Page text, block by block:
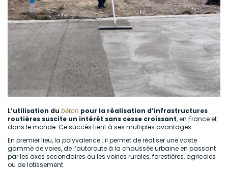
L’utilisation du béton pour la réalisation d’infrastructures
routières suscite un intérêt sans cesse croissant, en France et
dans le monde. Ce succès tient à ses multiples avantages.
En premier lieu, la polyvalence : il permet de réaliser une vaste
gamme de voies, de l’autoroute à la chaussée urbaine en passant
par les axes secondaires ou les voiries rurales, forestières, agricoles
ou de lotissement.